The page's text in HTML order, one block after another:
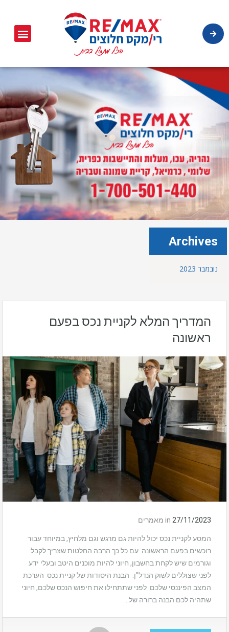
Archives
נובמבר 2023
המדריך המלא לקניית נכס בפעם
ראשונה
27/11/2023
in מאמרים
המסע לקניית נכס יכול להיות גם מרגש וגם מלחיץ, במיוחד עבור
רוכשים בפעם הראשונה. עם כל כך הרבה החלטות שצריך לקבל
וגורמים שיש לקחת בחשבון, חיוני להיות מוכנים היטב ובעלי ידע
לפני שצוללים לשוק הנדל”ן. הבנת היסודות של קניית נכס הערכת
המצב הפיננסי שלכם לפני שתתחילו את חיפוש הנכס שלכם, חיוני
שתהיה לכם הבנה ברורה של…